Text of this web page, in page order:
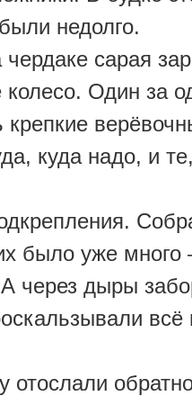
недолго.
сарая
колесо. Один за
крепкие
куда надо, и
было уже
через дыры
всё
отослали